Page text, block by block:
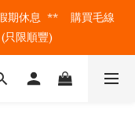
期休息  **    購買毛線
只限順豐)